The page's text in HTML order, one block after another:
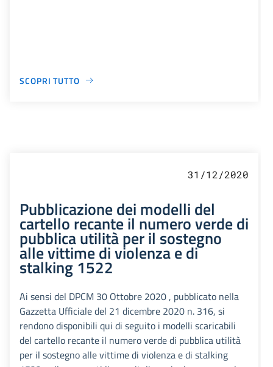
SCOPRI TUTTO
31/12/2020
Pubblicazione dei modelli del
cartello recante il numero verde di
pubblica utilità per il sostegno
alle vittime di violenza e di
stalking 1522
Ai sensi del DPCM 30 Ottobre 2020 , pubblicato nella
Gazzetta Ufficiale del 21 dicembre 2020 n. 316, si
rendono disponibili qui di seguito i modelli scaricabili
del cartello recante il numero verde di pubblica utilità
per il sostegno alle vittime di violenza e di stalking